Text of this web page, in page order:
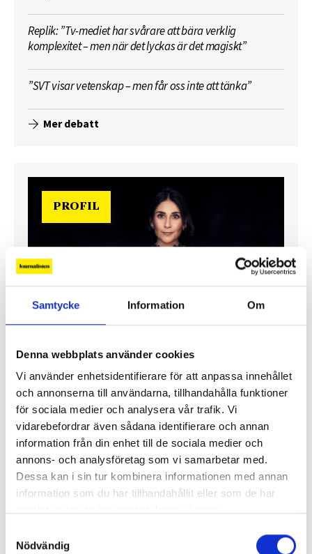
Samtycke Information Om
Denna webbplats använder cookies
Vi använder enhetsidentifierare för att anpassa innehållet
och annonserna till användarna, tillhandahålla funktioner
för sociala medier och analysera vår trafik. Vi
vidarebefordrar även sådana identifierare och annan
information från din enhet till de sociala medier och
annons- och analysföretag som vi samarbetar med.
Dessa kan i sin tur kombinera informationen med annan
information som du har tillhandahållit eller som de har
Nödvändig
Replik: ”Tv-mediet har svårare att bära verklig
komplexitet – men när det lyckas är det magiskt”
”SVT visar vetenskap – men får oss inte att tänka”
Mer debatt
PROFIL
kännas nära”
Gilda Hamidi-Nia
Fler profiler